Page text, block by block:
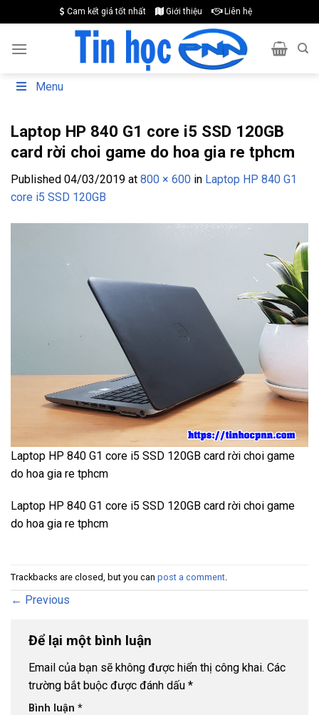
to
content
Cam kết giá tốt nhất Giới thiệu Liên hệ
Menu
Laptop HP 840 G1 core i5 SSD 120GB
card rời choi game do hoa gia re tphcm
Published 04/03/2019 at 800 × 600 in Laptop HP 840 G1
core i5 SSD 120GB
Laptop HP 840 G1 core i5 SSD 120GB card rời choi game
do hoa gia re tphcm
Laptop HP 840 G1 core i5 SSD 120GB card rời choi game
do hoa gia re tphcm
Trackbacks are closed, but you can post a comment
← Previous
Để lại một bình luận
Email của bạn sẽ không được hiển thị công khai. Các
trường bắt buộc được đánh dấu *
Bình luận *